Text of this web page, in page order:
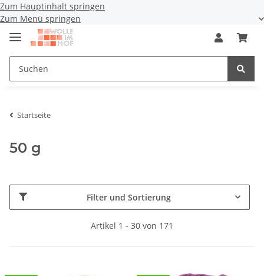
Zum Hauptinhalt springen
Zum Menü springen
Startseite
50 g
Filter und Sortierung
Artikel 1 - 30 von 171